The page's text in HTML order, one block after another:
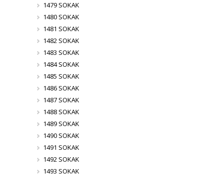
1479 SOKAK
1480 SOKAK
1481 SOKAK
1482 SOKAK
1483 SOKAK
1484 SOKAK
1485 SOKAK
1486 SOKAK
1487 SOKAK
1488 SOKAK
1489 SOKAK
1490 SOKAK
1491 SOKAK
1492 SOKAK
1493 SOKAK